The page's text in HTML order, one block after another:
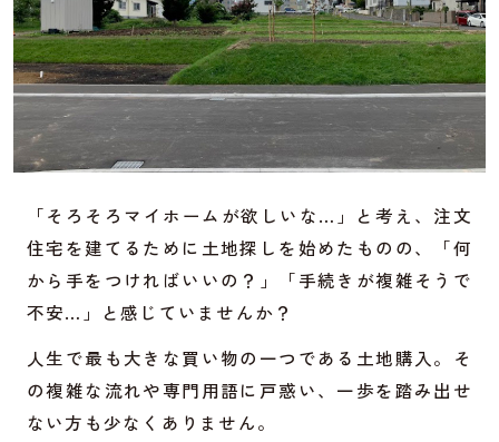
「そろそろマイホームが欲しいな…」と考え、注文
住宅を建てるために土地探しを始めたものの、「何
から手をつければいいの？」「手続きが複雑そうで
不安…」と感じていませんか？
人生で最も大きな買い物の一つである土地購入。そ
の複雑な流れや専門用語に戸惑い、一歩を踏み出せ
ない方も少なくありません。